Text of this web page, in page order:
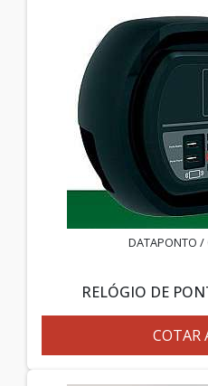
DATAPONTO /
RELÓGIO DE
COTAR